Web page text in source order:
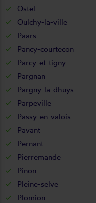
Ostel
Oulchy-la-ville
Paars
Pancy-courtecon
Parcy-et-tigny
Pargnan
Pargny-la-dhuys
Parpeville
Passy-en-valois
Pavant
Pernant
Pierremande
Pinon
Pleine-selve
Plomion